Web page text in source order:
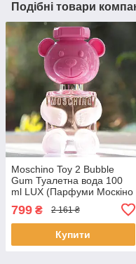
Подібні товари
Moschino Toy 2 Bubble
Gum Туалетна вода 100
ml LUX (Парфуми Москіно
799 ₴ 2 161 ₴
Купити